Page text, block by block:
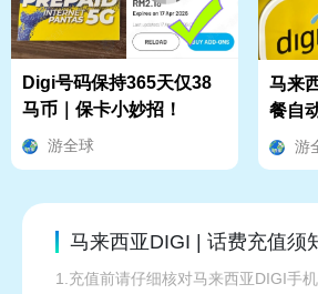
Digi号码保持365天仅38
马币｜保卡小妙招！
游全球
马来
餐自
游
马来西亚DIGI | 话费充值须
1.充值前请仔细核对马来西亚DIGI手机